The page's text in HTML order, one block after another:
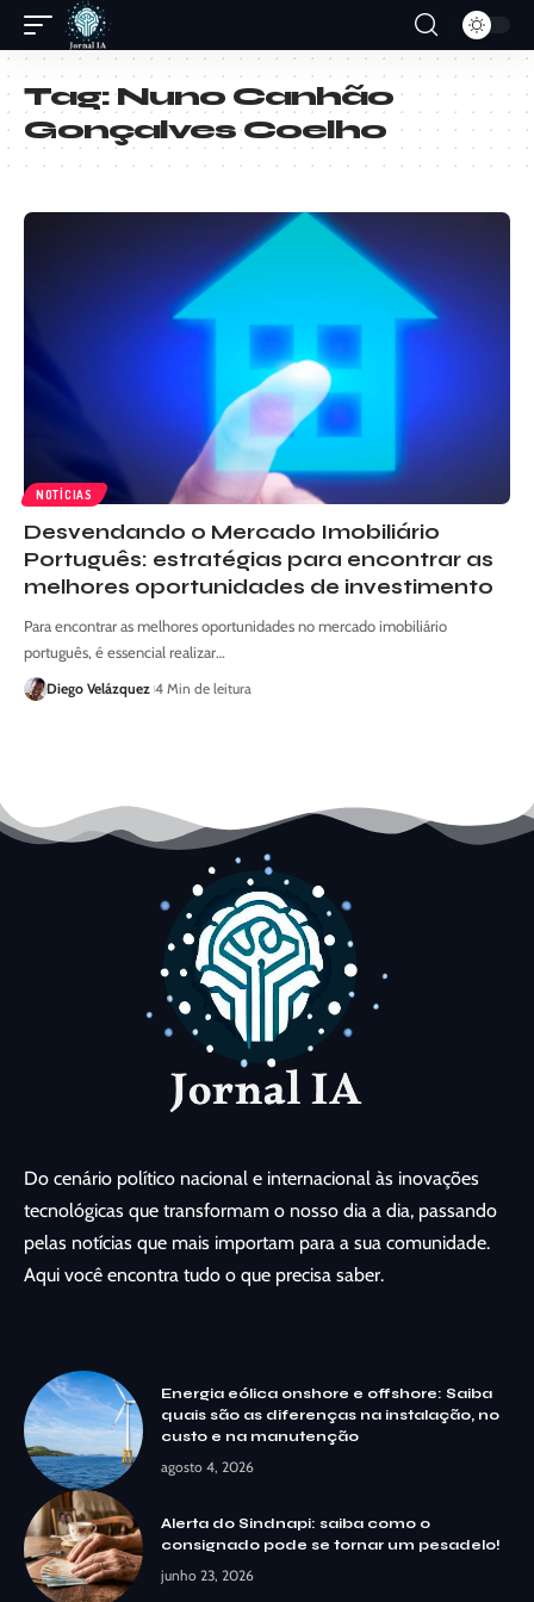
Tag:Nuno Canhão
Gonçalves Coelho
NOTÍCIAS
Desvendando o Mercado Imobiliário
Português: estratégias para encontrar as
melhores oportunidades de investimento
Para encontrar as melhores oportunidades no mercado imobiliário
português, é essencial realizar…
Diego Velázquez 4 Min de leitura
Do cenário político nacional e internacional às inovações
tecnológicas que transformam o nosso dia a dia, passando
pelas notícias que mais importam para a sua comunidade.
Aqui você encontra tudo o que precisa saber.
Energia eólica onshore e offshore: Saiba
quais são as diferenças na instalação, no
custo e na manutenção
agosto 4, 2026
Alerta do Sindnapi: saiba como o
consignado pode se tornar um pesadelo!
junho 23, 2026